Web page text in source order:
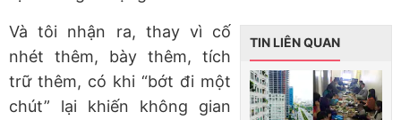
TIN LIÊN QUAN
Và tôi nhận ra, thay vì cố
nhét thêm, bày thêm, tích
trữ thêm, có khi “bớt đi một
chút” lại khiến không gian